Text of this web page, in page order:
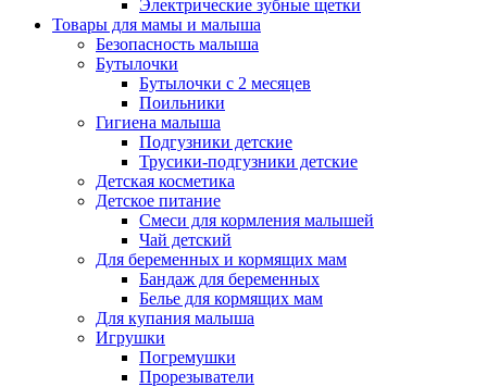
Электрические зубные щетки
Товары для мамы и малыша
Безопасность малыша
Бутылочки
Бутылочки с 2 месяцев
Поильники
Гигиена малыша
Подгузники детские
Трусики-подгузники детские
Детская косметика
Детское питание
Смеси для кормления малышей
Чай детский
Для беременных и кормящих мам
Бандаж для беременных
Белье для кормящих мам
Для купания малыша
Игрушки
Погремушки
Прорезыватели